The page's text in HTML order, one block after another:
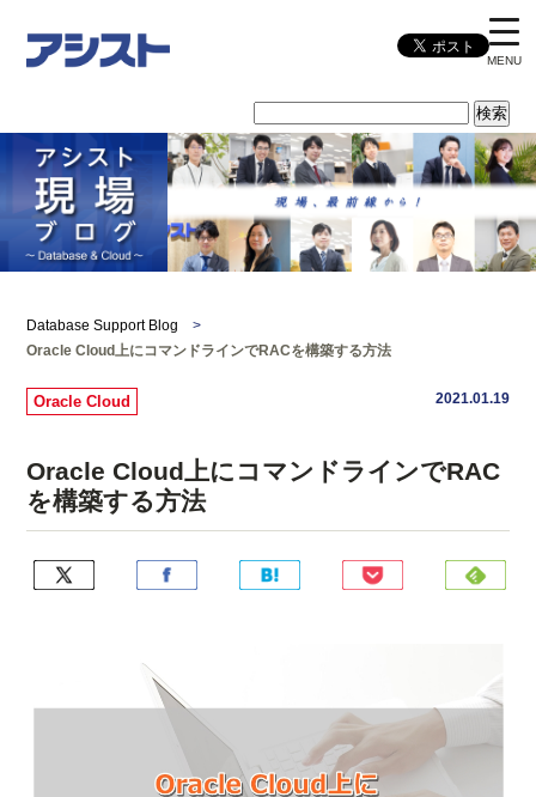
MENU
Database Support Blog
>
Oracle Cloud上にコマンドラインでRACを構築する方法
Oracle Cloud 2021.01.19
Oracle Cloud上にコマンドラインでRAC
を構築する方法